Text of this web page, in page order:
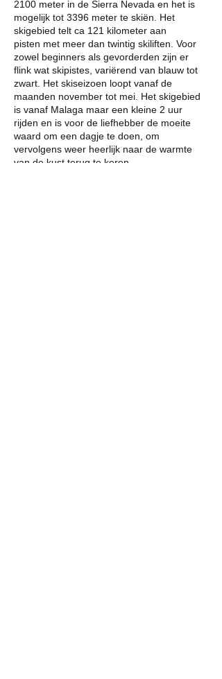
2100 meter in de Sierra Nevada en het is
mogelijk tot 3396 meter te skiën. Het
skigebied telt ca 121 kilometer aan
pisten met meer dan twintig skiliften. Voor
zowel beginners als gevorderden zijn er
flink wat skipistes, variërend van blauw tot
zwart. Het skiseizoen loopt vanaf de
maanden november tot mei. Het skigebied
is vanaf Malaga maar een kleine 2 uur
rijden en is voor de liefhebber de moeite
waard om een dagje te doen, om
vervolgens weer heerlijk naar de warmte
van de kust terug te keren.